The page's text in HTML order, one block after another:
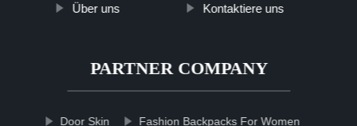
Über uns Kontaktiere uns
PARTNER COMPANY
Door Skin Fashion Backpacks For Women